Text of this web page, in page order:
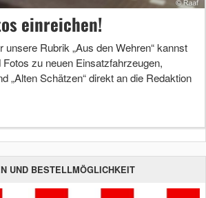
einreichen!
unsere Rubrik „Aus den Wehren“ kannst
zu neuen Einsatzfahrzeugen,
„Alten Schätzen“ direkt an die Redaktion
UND BESTELLMÖGLICHKEIT